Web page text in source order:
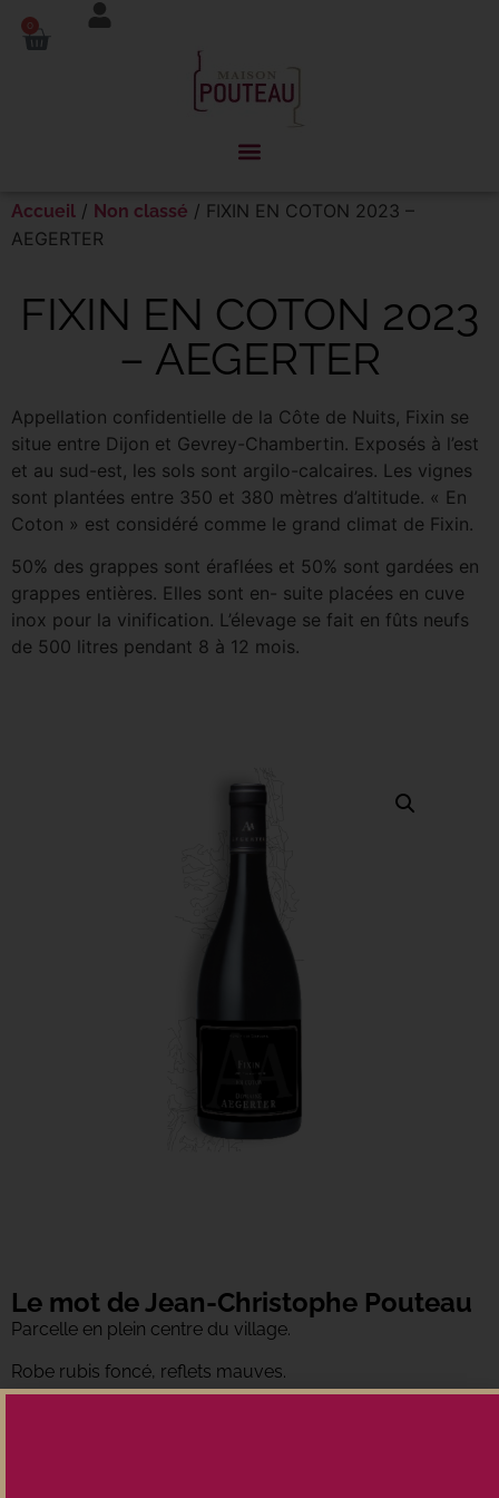
0
Accueil / Non classé / FIXIN EN COTON 2023 –
AEGERTER
FIXIN EN COTON 2023
– AEGERTER
Appellation confidentielle de la Côte de Nuits, Fixin se
situe entre Dijon et Gevrey-Chambertin. Exposés à l’est
et au sud-est, les sols sont argilo-calcaires. Les vignes
sont plantées entre 350 et 380 mètres d’altitude. « En
Coton » est considéré comme le grand climat de Fixin.
50% des grappes sont éraflées et 50% sont gardées en
grappes entières. Elles sont en- suite placées en cuve
inox pour la vinification. L’élevage se fait en fûts neufs
de 500 litres pendant 8 à 12 mois.
Le mot de Jean-Christophe Pouteau
Parcelle en plein centre du village.
Robe rubis foncé, reflets mauves.
Très beau nez puissant, cerise noire, confiture, un peu
Panneau de gestion des cookies